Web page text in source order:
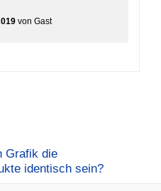
von Gast
Grafik die
identisch sein?